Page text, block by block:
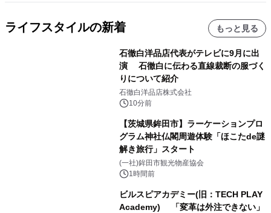
ライフスタイルの新着 もっと見る
石徹白洋品店代表がテレビに9月に出
演 石徹白に伝わる直線裁断の服づく
りについて紹介
石徹白洋品店株式会社
10分前
【茨城県鉾田市】ラーケーションプロ
グラム神社仏閣周遊体験「ほこたde謎
解き旅行」スタート
(一社)鉾田市観光物産協会
1時間前
ビルスピアカデミー(旧：TECH PLAY
Academy) 「変革は外注できない」